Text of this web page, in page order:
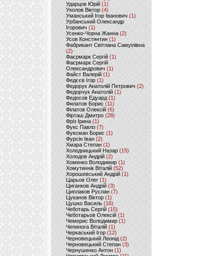
Ударцов Юрій (1)
Уколов Віктор(4)
Уманський Ігор Іванович(1)
Урбанський Олександр
Ігорович (1)
Усенко-Чорна Жанна (2)
Усов Констянтин(1)
Фабрикант Світлана Самуілівна
(2)
Фаєрмарк Сергій(1)
Фаєрмарк Сергій
Олександрович (1)
Файст Валерій(1)
Федєєв Ігор (1)
Федорук Анатолій Петрович (2)
Федорчук Анатолій (1)
Федосов Едуард (1)
Филатов Борис (11)
Філатов Олексій (6)
Фірташ Дмитро (28)
Фріз Ірина (1)
Фукс Павло (7)
Фуксман Борис (1)
Фурсін Іван (2)
Хмара Степан(1)
Холодницький Назар(15)
Холодов Андрій (2)
Хоменко Володимир (1)
Хомутиннік Віталій (52)
Хорошевський Андрій (1)
Царьов Олег (1)
Циганков Андрій (3)
Циплаков Руслан(7)
Цуканов Віктор (1)
Цушко Василь (16)
Чеботарь Сергій (15)
Чеботарьов Олексій (1)
Чемерис Володимир (1)
Чепинога Віталій (1)
Черкаський Ігор (12)
Черновецький Леонід(2)
Черновецький Степан (3)
Чернушенко Антон (1)